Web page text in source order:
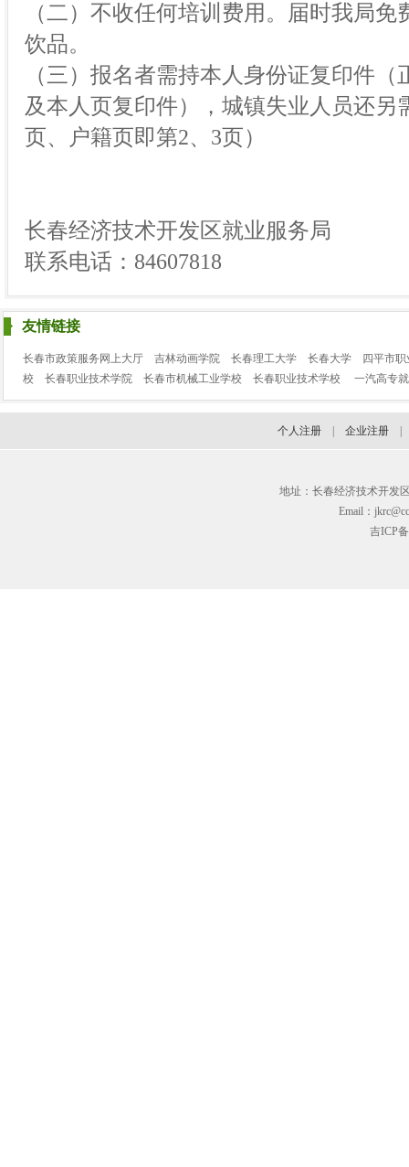
（二）不收任何培训费用。届时我局
饮品。
（三）报名者需持本人身份证复印件
及本人页复印件），城镇失业人员还
页、户籍页即第2、3页）
长春经济技术开发区就业服务局
联系电话：84607818
友情链接
长春市政策服务网上大厅 吉林动画学院 长春理工大学 长春大学
四平市
校
长春职业技术学院 长春市机械工业学校 长春职业技术学校 一汽高专
个人注册 企业注册
地址：长春经济技术开发
Email：
吉ICP